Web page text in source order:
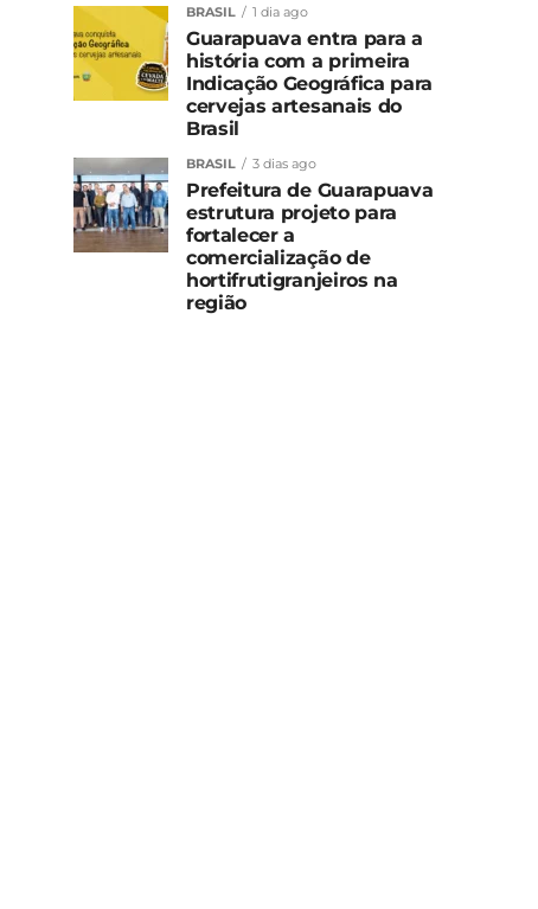
BRASIL 1 dia ago
Guarapuava entra para a
história com a primeira
Indicação Geográfica para
cervejas artesanais do
Brasil
BRASIL 3 dias ago
Prefeitura de Guarapuava
estrutura projeto para
fortalecer a
comercialização de
hortifrutigranjeiros na
região